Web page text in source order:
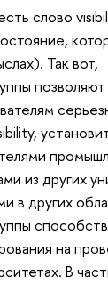
слово
Так вот,
из других
в других
на
В